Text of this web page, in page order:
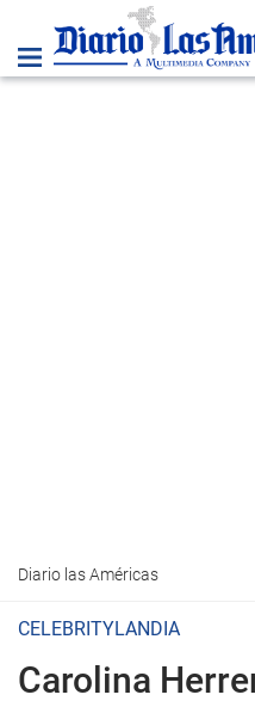
Diario las Américas
CELEBRITYLANDIA
Carolina